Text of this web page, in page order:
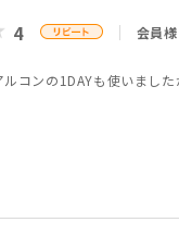
4 会員様
コンの1DAYも使いまし